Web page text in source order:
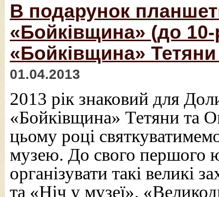
В подарунок
«Бойківщина» (до
«Бойківщина»
01.04.2013
2013 рік знаковий для
«Бойківщина» Тетяни та
цьому році
музею. До свого першого
організувати такі великі
та «Ніч у музеї».